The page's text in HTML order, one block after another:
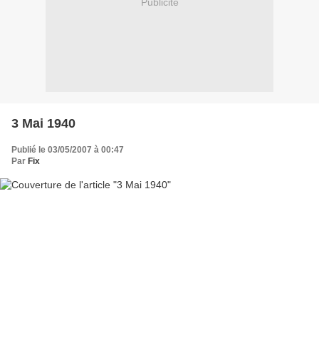
3 Mai 1940
Publié le 03/05/2007 à 00:47
Par Fix